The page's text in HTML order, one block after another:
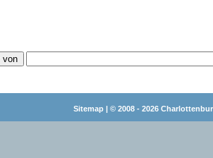
Sitemap | © 2008 - 2026